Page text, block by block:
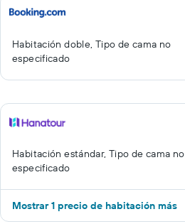
Habitación doble, Tipo de cama no
especificado
Habitación estándar, Tipo de cama no
especificado
Mostrar 1 precio de habitación más